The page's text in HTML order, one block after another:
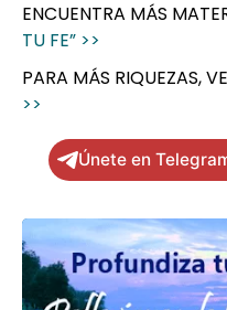
ENCUENTRA MÁS
TU FE” >>
PARA MÁS RIQUEZAS,
>>
Únete en